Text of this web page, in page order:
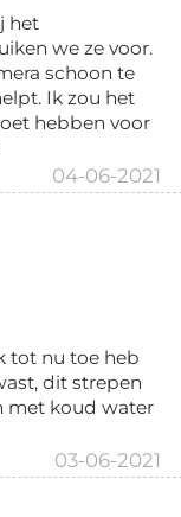
het
we ze voor.
schoon te
Ik zou het
hebben voor
04-06-2021
tot nu toe heb
dit strepen
met koud water
03-06-2021